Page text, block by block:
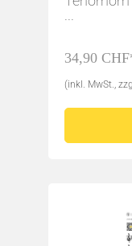
...
34,90
(inkl. MwSt.,